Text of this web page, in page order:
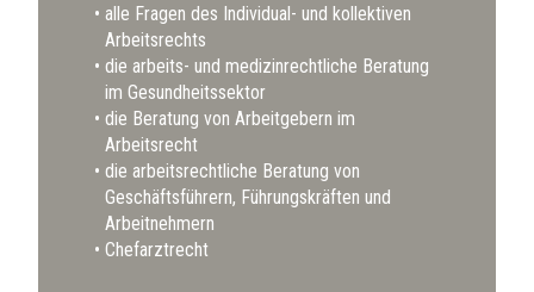
alle Fragen des Individual- und kollektiven
Arbeitsrechts
die arbeits- und medizinrechtliche Beratung
im Gesundheitssektor
die Beratung von Arbeitgebern im
Arbeitsrecht
die arbeitsrechtliche Beratung von
Geschäftsführern, Führungskräften und
Arbeitnehmern
Chefarztrecht